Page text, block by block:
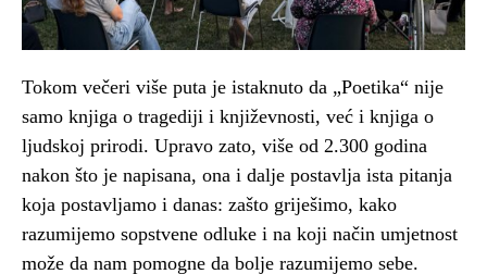
Tokom večeri više puta je istaknuto da „Poetika“ nije
samo knjiga o tragediji i književnosti, već i knjiga o
ljudskoj prirodi. Upravo zato, više od 2.300 godina
nakon što je napisana, ona i dalje postavlja ista pitanja
koja postavljamo i danas: zašto griješimo, kako
razumijemo sopstvene odluke i na koji način umjetnost
može da nam pomogne da bolje razumijemo sebe.